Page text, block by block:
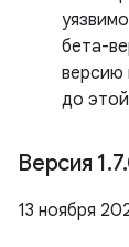
бета-
версию
до
Версия 1.7.
13 ноября